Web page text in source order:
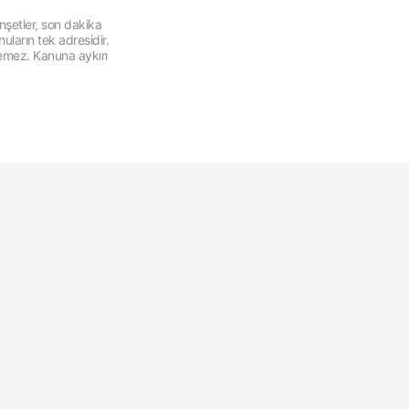
son dakika
tek adresidir.
Kanuna aykırı